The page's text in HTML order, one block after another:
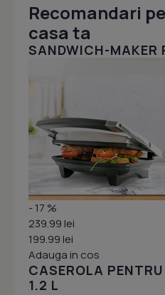
Recomandari
casa ta
SANDWICH-MAKER
- 17 %
239.99 lei
199.99 lei
Adauga in cos
CASEROLA
1.2 L